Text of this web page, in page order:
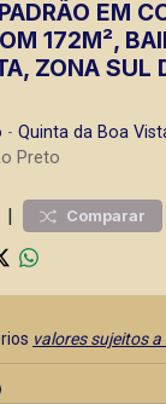
EM
172M²,
ZONA SUL
- Quinta da Boa
Preto
| Comparar
valores sujeitos